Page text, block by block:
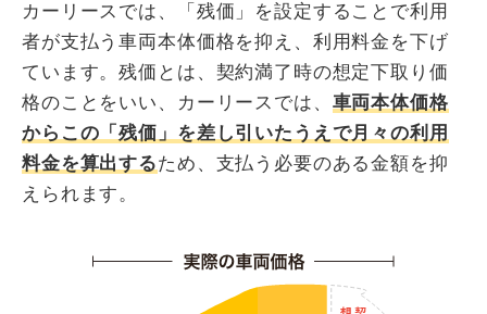
カーリースでは、「残価」を設定することで利用
者が支払う車両本体価格を抑え、利用料金を下げ
ています。残価とは、契約満了時の想定下取り価
格のことをいい、カーリースでは、 車両本体価格
からこの「残価」を差し引いたうえで月々の利用
料金を算出するため、支払う必要のある金額を抑
えられます。